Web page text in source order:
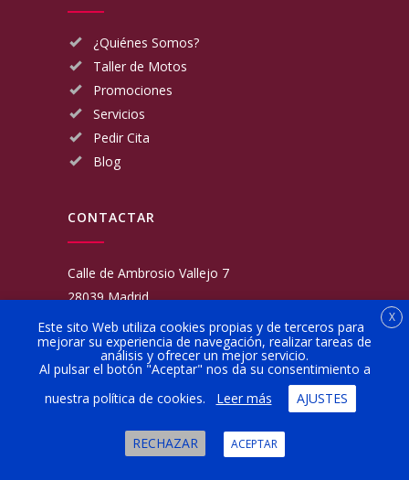
¿Quiénes Somos?
Taller de Motos
Promociones
Servicios
Pedir Cita
Blog
CONTACTAR
Calle de Ambrosio Vallejo 7
28039 Madrid
Fijo:
913 117 462
Movil:
676 566 970
administracion@talleresgarciamartinezehijos.com
Lun a Vier:
9:00 a 14:00
16:00 a 20:00
X
Este sito Web utiliza cookies propias y de terceros para
mejorar su experiencia de navegación, realizar tareas de
análisis y ofrecer un mejor servicio.
Al pulsar el botón "Aceptar" nos da su consentimiento a
nuestra política de cookies.
Leer más AJUSTES
RECHAZAR ACEPTAR